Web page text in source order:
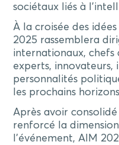
sociétaux liés à
À la croisée des
2025 rassemblera
internationaux, chefs
experts, innovateurs,
personnalités
les prochains
Après avoir
renforcé la
l’événement, AIM